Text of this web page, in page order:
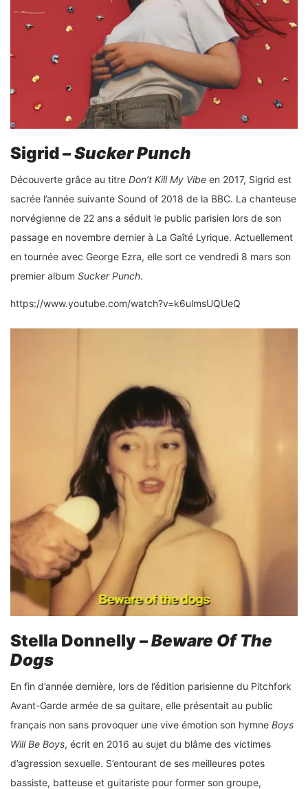
Sigrid –Sucker Punch
Découverte grâce au titre Don’t Kill My Vibe en 2017, Sigrid est
sacrée l’année suivante Sound of 2018 de la BBC. La chanteuse
norvégienne de 22 ans a séduit le public parisien lors de son
passage en novembre dernier à La Gaîté Lyrique. Actuellement
en tournée avec George Ezra, elle sort ce vendredi 8 mars son
premier album Sucker Punch.
https://www.youtube.com/watch?v=k6ulmsUQUeQ
Stella Donnelly –Beware Of The
Dogs
En fin d’année dernière, lors de l’édition parisienne du Pitchfork
Avant-Garde armée de sa guitare, elle présentait au public
français non sans provoquer une vive émotion son hymne Boys
Will Be Boys, écrit en 2016 au sujet du blâme des victimes
d’agression sexuelle. S’entourant de ses meilleures potes
bassiste, batteuse et guitariste pour former son groupe,